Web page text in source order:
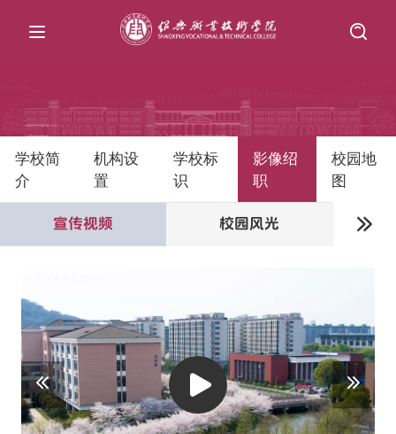
学校简
介
机构设
置
学校标
识
影像绍
职
校园地
图
宣传视频 校园风光